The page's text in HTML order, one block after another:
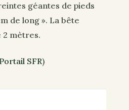
géantes de pieds
de long ». La bête
2 mètres.
SFR)